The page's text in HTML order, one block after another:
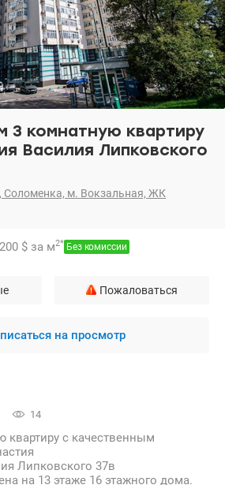
3 комнатную квартиру
Василия Липковского
Соломенка, м. Вокзальная, ЖК
$ за м2* Без комиссии
Пожаловаться
на просмотр
14
квартиру с качественным
Липковского 37в
на 13 этаже 16 этажного дома.